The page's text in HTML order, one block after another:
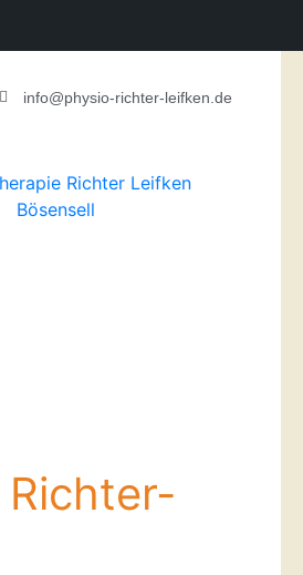
info@physio-richter-leifken.de